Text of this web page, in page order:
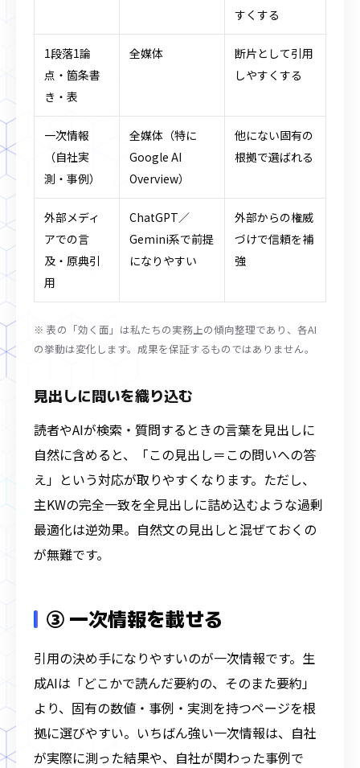
すくする
1段落1論
点・箇条書
き・表
全媒体
断片として引用
しやすくする
一次情報
（自社実
測・事例）
全媒体（特に
Google AI
Overview）
他にない固有の
根拠で選ばれる
外部メディ
アでの言
及・原典引
用
ChatGPT／
Gemini系で前提
になりやすい
外部からの権威
づけで信頼を補
強
※ 表の「効く面」は私たちの実務上の傾向整理であり、各AI
の挙動は変化します。成果を保証するものではありません。
見出しに問いを織り込む
読者やAIが検索・質問するときの言葉を見出しに
自然に含めると、「この見出し＝この問いへの答
え」という対応が取りやすくなります。ただし、
主KWの完全一致を全見出しに詰め込むような過剰
最適化は逆効果。自然文の見出しと混ぜておくの
が無難です。
③ 一次情報を載せる
引用の決め手になりやすいのが一次情報です。生
成AIは「どこかで読んだ要約の、そのまた要約」
より、固有の数値・事例・実測を持つページを根
拠に選びやすい。いちばん強い一次情報は、自社
が実際に測った結果や、自社が関わった事例で